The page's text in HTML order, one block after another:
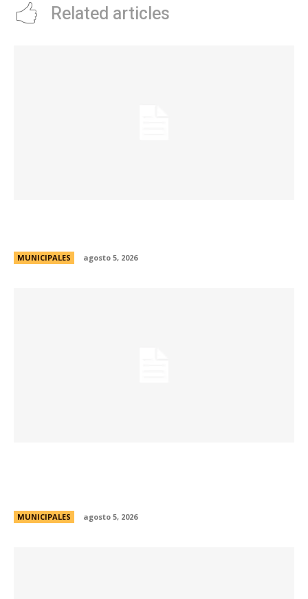
Related articles
MUNICIPALES agosto 5, 2026
MUNICIPALES agosto 5, 2026